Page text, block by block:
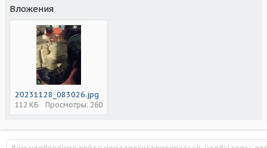
Вложения
20231128_083026.jpg
112 КБ Просмотры: 260